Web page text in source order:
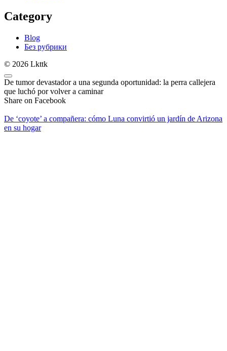
Category
Blog
Без рубрики
© 2026 Lkttk
De tumor devastador a una segunda oportunidad: la perra callejera
que luchó por volver a caminar
Share on Facebook
De ‘coyote’ a compañera: cómo Luna convirtió un jardín de Arizona
en su hogar